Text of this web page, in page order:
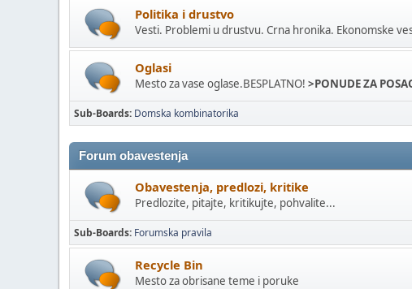
Politika i drustvo
Vesti. Problemi u drustvu. Crna hronika. Ekonomske
Oglasi
Mesto za vase oglase.BESPLATNO! >PONUDE ZA
Sub-Boards Domska kombinatorika
Forum obavestenja
Obavestenja, predlozi, kritike
Predlozite, pitajte, kritikujte, pohvalite...
Sub-Boards Forumska pravila
Recycle Bin
Mesto za obrisane teme i poruke